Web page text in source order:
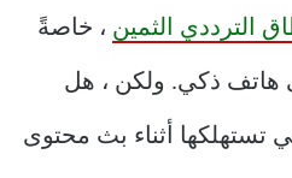
الترددي الثمين ، خاصةً
هاتف ذكي. ولكن ، هل
تستهلكها أثناء بث محتوى